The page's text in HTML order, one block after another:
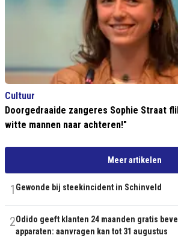
Cultuur
Doorgedraaide zangeres Sophie Straat
witte mannen naar achteren!"
Meer artikelen
1 Gewonde bij steekincident in Schinveld
2Odido geeft klanten 24 maanden gratis
apparaten: aanvragen kan tot 31 augustus